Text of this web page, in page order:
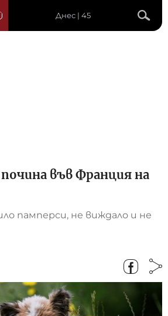
Днес | 45
във Франция на
памперси, не виждало и не